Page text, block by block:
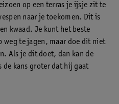
op een terras je ijsje zit te
naar je toekomen. Dit is
kwaad. Je kunt het beste
weg te jagen, maar doe dit niet
Als je dit doet, dan kan de
de kans groter dat hij gaat